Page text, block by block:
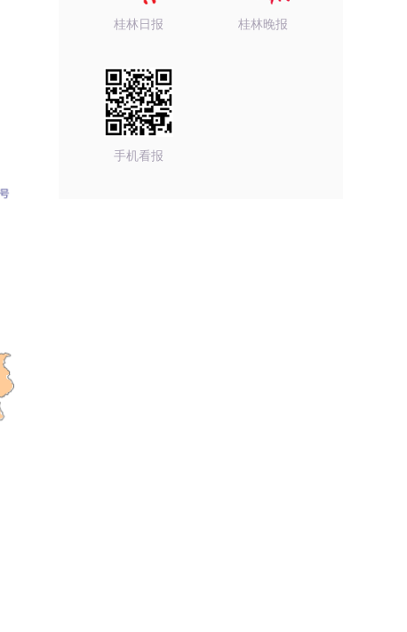
桂林日报 桂林晚报
手机看报